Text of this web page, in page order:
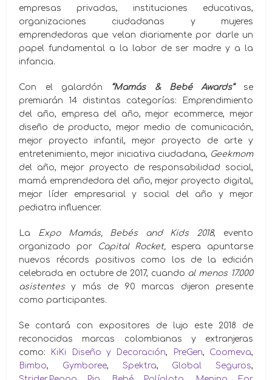
empresas privadas, instituciones educativas,
organizaciones ciudadanas y mujeres
emprendedoras que velan diariamente por darle un
papel fundamental a la labor de ser madre y a la
infancia.
Con el galardón “Mamás & Bebé Awards”se
premiarán 14 distintas categorías: Emprendimiento
del año, empresa del año, mejor ecommerce, mejor
diseño de producto, mejor medio de comunicación,
mejor proyecto infantil, mejor proyecto de arte y
entretenimiento, mejor iniciativa ciudadana, Geekmom
del año, mejor proyecto de responsabilidad social,
mamá emprendedora del año, mejor proyecto digital,
mejor líder empresarial y social del año y mejor
pediatra influencer.
La Expo Mamás, Bebés and Kids 2018, evento
organizado por
Capital Rocket, espera apuntarse
nuevos récords positivos como los de la edición
celebrada en octubre de 2017, cuando al menos 17.000
asistentesy más de 90 marcas dijeron presente
como participantes.
Se contará con expositores de lujo este 2018 de
reconocidas marcas colombianas y extranjeras
como:
KiKi Diseño y Decoración, PreGen, Coomeva,
Bimbo, Gymboree, Spektra, Global Seguros,